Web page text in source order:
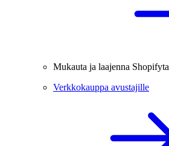
Mukauta ja laajenna Shopifyta
Verkkokauppa avustajille